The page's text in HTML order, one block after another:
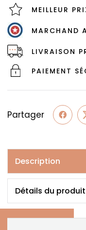
MEILLEUR
MARCHAND
LIVRAISON
PAIEMENT
Partager
Description
Détails du produit